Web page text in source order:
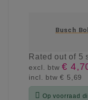
Busch
Ratedout of 5
excl. btw€
incl. btw€ 5,69
 Op voorraad